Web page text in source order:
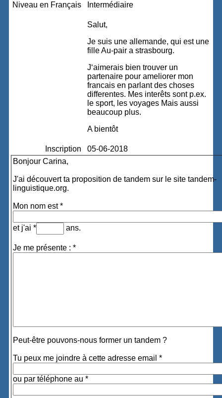
Niveau en Français
Intermédiaire
Salut,
Je suis une allemande, qui est une
fille Au-pair a strasbourg.
J‘aimerais bien trouver un
partenaire pour ameliorer mon
francais en parlant des choses
differentes. Mes interêts sont p.ex.
le sport, les voyages Mais aussi
beaucoup plus.
A bientôt
Inscription
05-06-2018
Bonjour Carina,
J'ai découvert ta proposition de tandem sur le site tandem-
linguistique.org.
Mon nom est *
et j'ai * ans.
Je me présente : *
Peut-être pouvons-nous former un tandem ?
Tu peux me joindre à cette adresse email *
ou par téléphone au *